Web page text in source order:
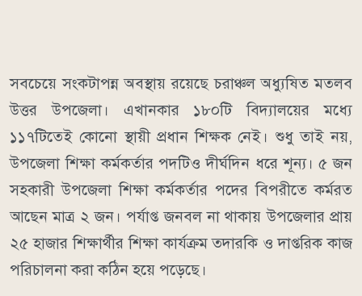
সবচেয়ে সংকটাপন্ন অবস্থায় রয়েছে চরাঞ্চল অধ্যুষিত মতলব
উত্তর উপজেলা। এখানকার ১৮০টি বিদ্যালয়ের মধ্যে
১১৭টিতেই কোনো স্থায়ী প্রধান শিক্ষক নেই। শুধু তাই নয়,
উপজেলা শিক্ষা কর্মকর্তার পদটিও দীর্ঘদিন ধরে শূন্য। ৫ জন
সহকারী উপজেলা শিক্ষা কর্মকর্তার পদের বিপরীতে কর্মরত
আছেন মাত্র ২ জন। পর্যাপ্ত জনবল না থাকায় উপজেলার প্রায়
২৫ হাজার শিক্ষার্থীর শিক্ষা কার্যক্রম তদারকি ও দাপ্তরিক কাজ
পরিচালনা করা কঠিন হয়ে পড়েছে।